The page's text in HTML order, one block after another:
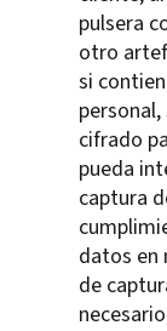
pulsera
otro
si
cifrado
pueda
captura
datos en
de